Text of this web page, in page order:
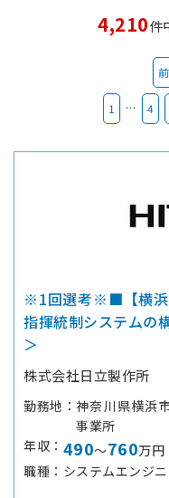
4,210件
1 … 4
※1回選考※■【横浜
指揮統制システムの
＞
株式会社日立製作所
勤務地
神奈川県横浜
事業所
年収
490～760万円
職種
システムエンジ